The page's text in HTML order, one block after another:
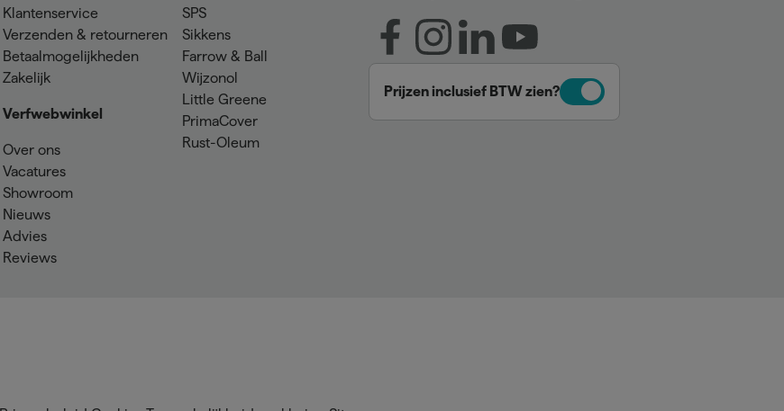
Klantenservice
Verzenden & retourneren
Betaalmogelijkheden
Zakelijk
Verfwebwinkel
Over ons
Vacatures
Showroom
Nieuws
Advies
Reviews
SPS
Sikkens
Farrow & Ball
Wijzonol
Little Greene
PrimaCover
Rust-Oleum
Prijzen inclusief BTW zien?